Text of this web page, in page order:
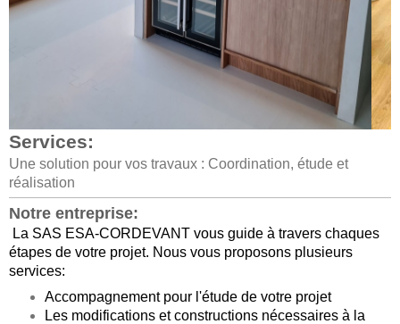
Services:
Une solution pour vos travaux : Coordination, étude et
réalisation
Notre entreprise:
La SAS ESA-CORDEVANT vous guide à travers chaques
étapes de votre projet. Nous vous proposons plusieurs
services:
Accompagnement pour l'étude de votre projet
Les modifications et constructions nécessaires à la